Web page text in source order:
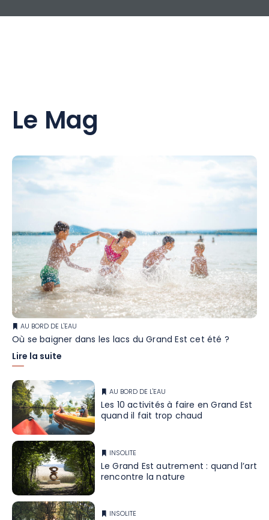
Le Mag
AU BORD DE L'EAU
Où se baigner dans les lacs du Grand Est cet été ?
Lire la suite
AU BORD DE L'EAU
Les 10 activités à faire en Grand Est
quand il fait trop chaud
INSOLITE
Le Grand Est autrement : quand l’art
rencontre la nature
INSOLITE